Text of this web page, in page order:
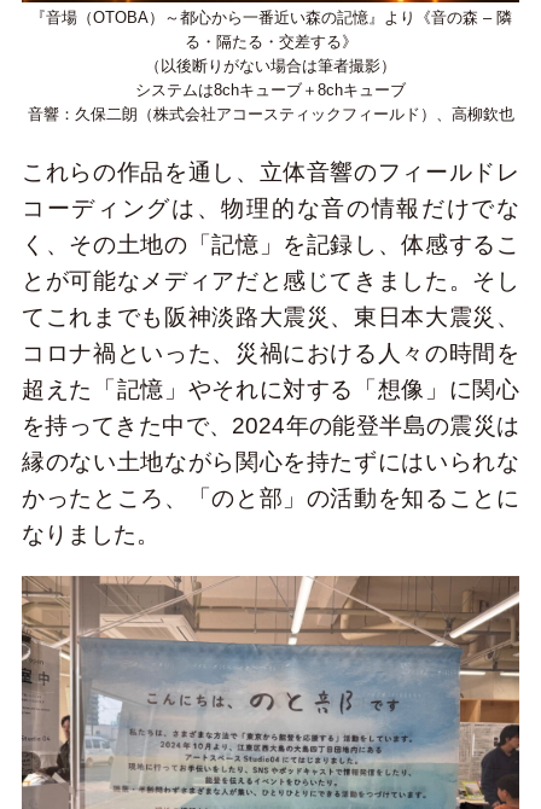
『音場（OTOBA）～都心から一番近い森の記憶』より《音の森 – 隣
る・隔たる・交差する》
（以後断りがない場合は筆者撮影）
システムは8chキューブ＋8chキューブ
音響：久保二朗（株式会社アコースティックフィールド）、高柳欽也
これらの作品を通し、立体音響のフィールドレ
コーディングは、物理的な音の情報だけでな
く、その土地の「記憶」を記録し、体感するこ
とが可能なメディアだと感じてきました。そし
てこれまでも阪神淡路大震災、東日本大震災、
コロナ禍といった、災禍における人々の時間を
超えた「記憶」やそれに対する「想像」に関心
を持ってきた中で、2024年の能登半島の震災は
縁のない土地ながら関心を持たずにはいられな
かったところ、「のと部」の活動を知ることに
なりました。